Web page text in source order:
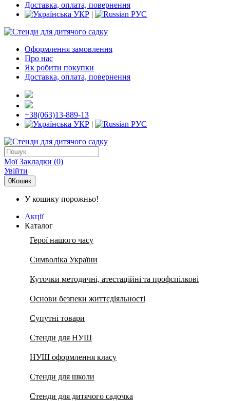
Доставка, оплата, повернення
УКР | РУС
Оформлення замовлення
Про нас
Як робити покупки
Доставка, оплата, повернення
+38(063)13-889-13
УКР | РУС
Мої Закладки (0)
Увійти
0Кошик
У кошику порожньо!
Акції
Каталог
Герої нашого часу
Символіка України
Куточки методичні, атестаційні та профспілкові
Основи безпеки життєдіяльності
Супутні товари
Стенди для НУШ
НУШ оформлення класу
Стенди для школи
Стенди для дитячого садочка